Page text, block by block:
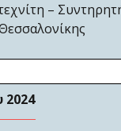
–
2024